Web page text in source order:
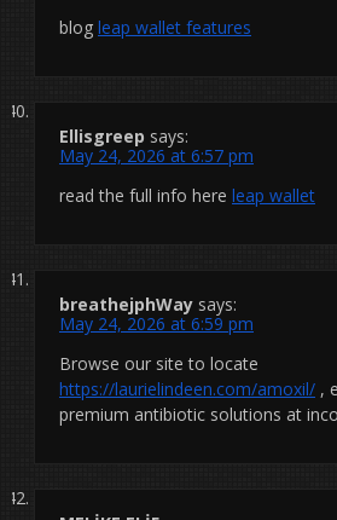
blog leap wallet features
Ellisgreep says:
May 24, 2026 at 6:57 pm
read the full info here leap wallet
breathejphWay says:
May 24, 2026 at 6:59 pm
Browse our site to locate
https://laurielindeen.com/amoxil/ ,
premium antibiotic solutions at